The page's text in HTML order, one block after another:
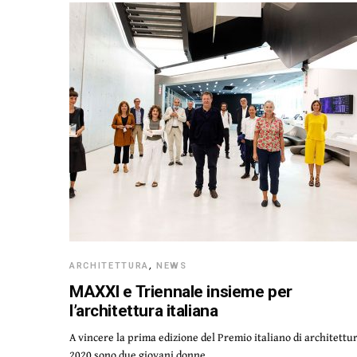
ARCHITETTURA,NEWS
MAXXI e Triennale insieme per
l’architettura italiana
A vincere la prima edizione del Premio italiano di